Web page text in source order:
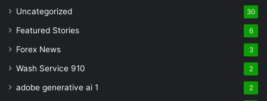
Uncategorized 30
Featured Stories 6
Forex News 3
Wash Service 910 2
adobe generative ai 1 2